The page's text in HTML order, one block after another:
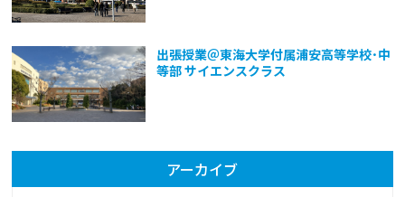
出張授業＠東海大学付属浦安高等学校･中
等部 サイエンスクラス
アーカイブ